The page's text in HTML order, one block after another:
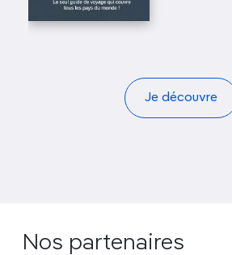
Je découvre
Nos partenaires